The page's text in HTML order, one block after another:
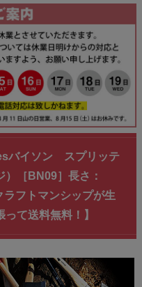
バイソン スプリッテ
）［BN09］長さ：
フトマンシップが生
て送料無料！】